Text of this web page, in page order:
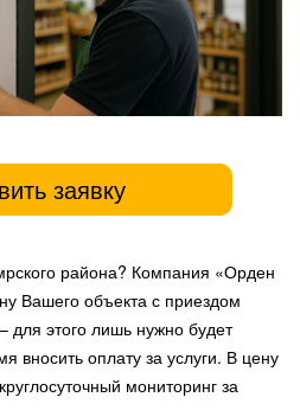
заявку
района? Компания «Орден
Вашего объекта с приездом
для этого лишь нужно будет
вносить оплату за услуги. В цену
мониторинг за